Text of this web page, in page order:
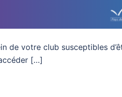
de votre club susceptibles
[…]